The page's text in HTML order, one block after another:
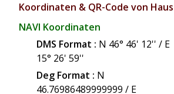
Koordinaten & QR-Code von
NAVI Koordinaten
DMS Format : N 46° 46' 12'' / E
15° 26' 59''
Deg Format : N
46.76986489999999 / E